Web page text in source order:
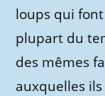
loups qui
plupart du
des mêmes
auxquelles